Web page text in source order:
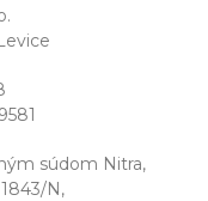
súdom Nitra,
N,